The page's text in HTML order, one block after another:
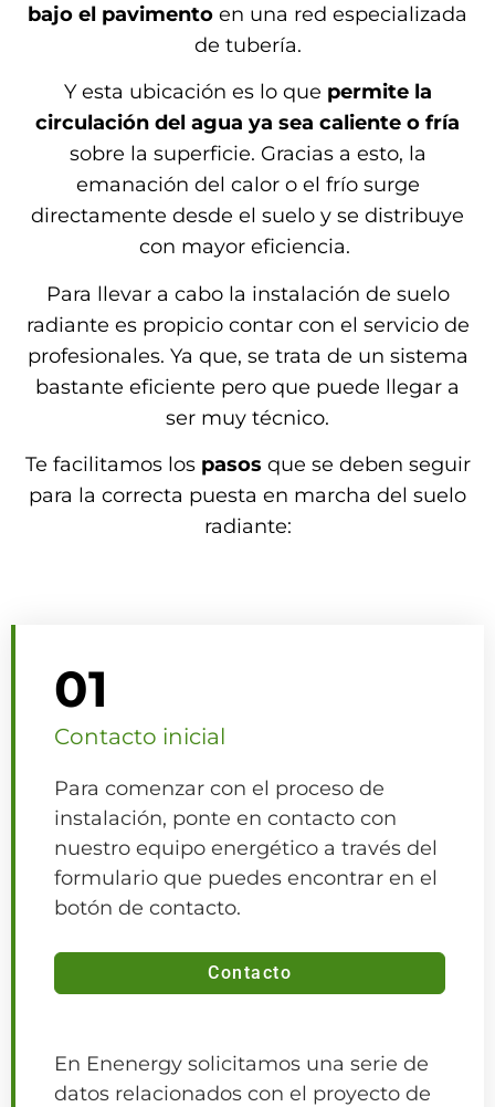
bajo el pavimento en una red especializada
de tubería.
Y esta ubicación es lo que permite la
circulación del agua ya sea caliente o fría
sobre la superficie. Gracias a esto, la
emanación del calor o el frío surge
directamente desde el suelo y se distribuye
con mayor eficiencia.
Para llevar a cabo la instalación de suelo
radiante es propicio contar con el servicio de
profesionales. Ya que, se trata de un sistema
bastante eficiente pero que puede llegar a
ser muy técnico.
Te facilitamos los pasos que se deben seguir
para la correcta puesta en marcha del suelo
radiante:
01
Contacto inicial
Para comenzar con el proceso de
instalación, ponte en contacto con
nuestro equipo energético a través del
formulario que puedes encontrar en el
botón de contacto.
Contacto
En Enenergy solicitamos una serie de
datos relacionados con el proyecto de